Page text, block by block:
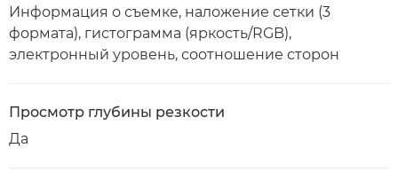
Информация о съемке, наложение сетки (3
формата), гистограмма (яркость/RGB),
электронный уровень, соотношение сторон
Просмотр глубины резкости
Да